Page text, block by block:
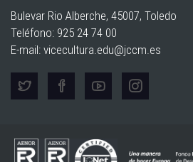
Bulevar Rio Alberche, 45007, Toledo
Teléfono: 925 24 74 00
E-mail: vicecultura.edu@jccm.es